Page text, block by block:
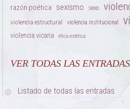
razón poética sexismo sexo
violencia estructural violencia institucional
violencia vicaria ética-estética
VER TODAS LAS ENTRADAS
Listado de todas las entradas